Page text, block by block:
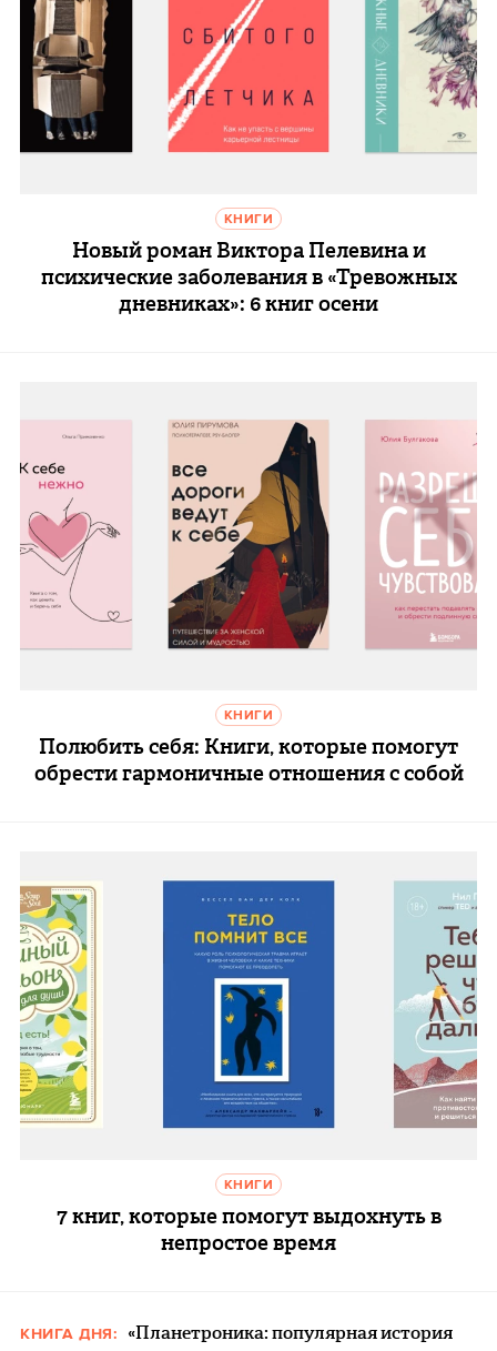
КНИГИ
Новый роман Виктора Пелевина и
психические заболевания в «Тревожных
дневниках»: 6 книг осени
КНИГИ
Полюбить себя: Книги, которые помогут
обрести гармоничные отношения с собой
КНИГИ
7 книг, которые помогут выдохнуть в
непростое время
КНИГА ДНЯ:
«Планетроника: популярная история